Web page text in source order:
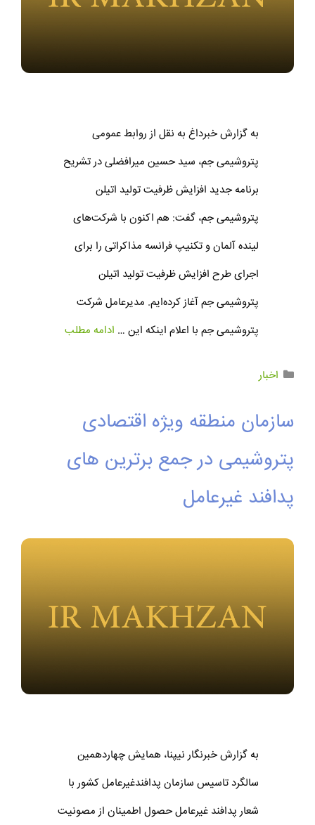
به گزارش خبرداغ به نقل از روابط عمومی
پتروشیمی جم، سید حسین میرافضلی در تشریح
برنامه جدید افزایش ظرفیت تولید اتیلن
پتروشیمی جم، گفت: هم اکنون با شرکت‌های
لینده آلمان و تکنیپ فرانسه مذاکراتی را برای
اجرای طرح افزایش ظرفیت تولید اتیلن
پتروشیمی جم آغاز کرده‌ایم. مدیرعامل شرکت
پتروشیمی جم با اعلام اینکه این … ادامه مطلب
اخبار
سازمان منطقه ویژه اقتصادی
پتروشیمی در جمع برترین های
پدافند غیرعامل
به گزارش خبرنگار نیپنا، همایش چهاردهمین
سالگرد تاسیس سازمان پدافندغیرعامل کشور با
شعار پدافند غیرعامل حصول اطمینان از مصونیت